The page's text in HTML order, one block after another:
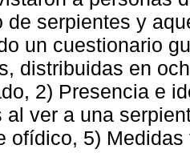
de serpientes y
un cuestionario
distribuidas en
2) Presencia e
al ver a una
ofídico, 5)